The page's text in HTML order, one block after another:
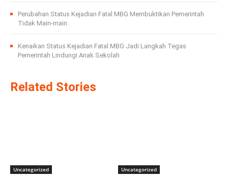
Perubahan Status Kejadian Fatal MBG Membuktikan Pemerintah
Tidak Main-main
Kenaikan Status Kejadian Fatal MBG Jadi Langkah Tegas
Pemerintah Lindungi Anak Sekolah
Related Stories
Uncategorized Uncategorized